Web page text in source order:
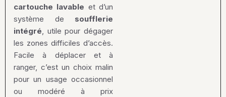
cartouche lavable et d’un
système de soufflerie
intégré , utile pour dégager
les zones difficiles d’accès.
Facile à déplacer et à
ranger, c’est un choix malin
pour un usage occasionnel
ou modéré à prix